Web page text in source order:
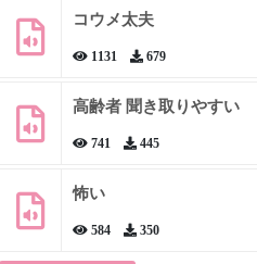
コウメ太夫
1131 679
高齢者 聞き取りやすい
741 445
怖い
584 350